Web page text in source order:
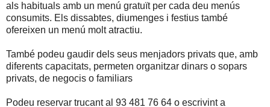
als habituals amb un menú gratuït per cada deu menús
consumits. Els dissabtes, diumenges i festius també
ofereixen un menú molt atractiu.
També podeu gaudir dels seus menjadors privats que, amb
diferents capacitats, permeten organitzar dinars o sopars
privats, de negocis o familiars
Podeu reservar trucant al 93 481 76 64 o escrivint a